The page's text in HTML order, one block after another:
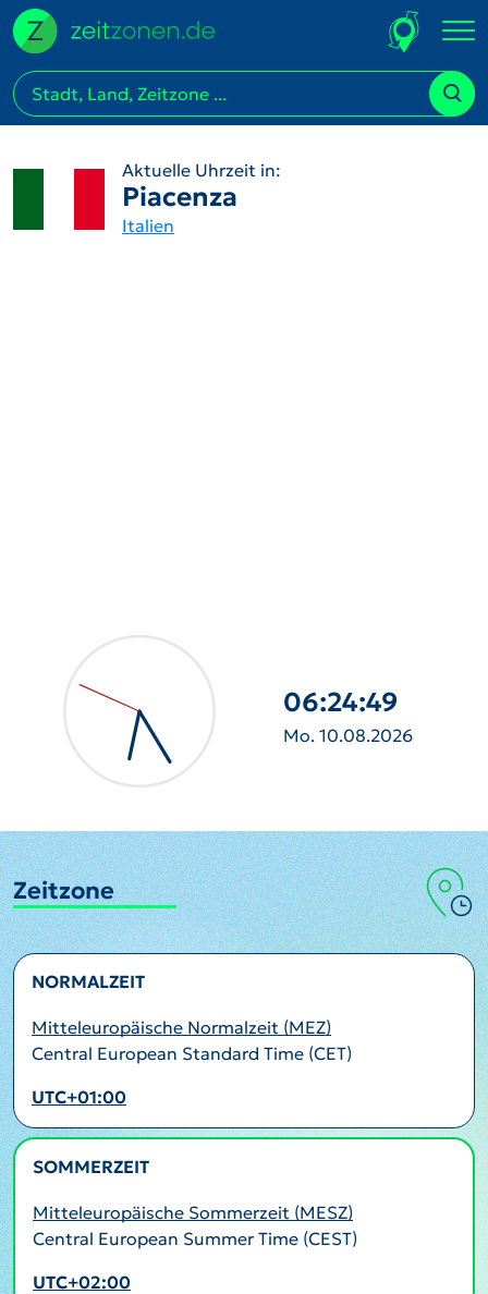
Aktuelle Uhrzeit in:
Piacenza
Italien
06:24:50
Mo. 10.08.2026
Zeitzone
NORMALZEIT
Mitteleuropäische Normalzeit (MEZ)
Central European Standard Time (CET)
UTC+01:00
SOMMERZEIT
Mitteleuropäische Sommerzeit (MESZ)
Central European Summer Time (CEST)
UTC+02:00